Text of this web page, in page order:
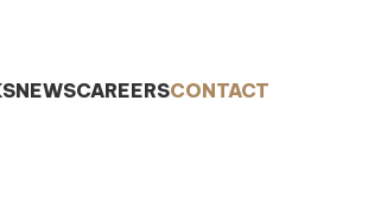
NEWSCAREERSCONTACT